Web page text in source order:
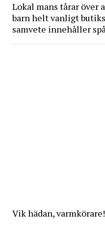
Lokal mans tårar över
barn helt vanligt
samvete innehåller
Vik hädan,